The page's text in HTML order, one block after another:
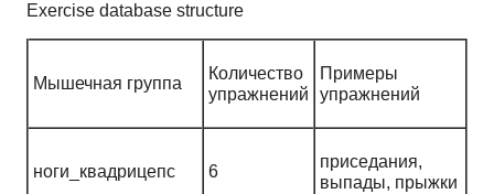
Exercise database structure
Мышечная группа
Количество
упражнений
Примеры
упражнений
ноги_квадрицепс 6
приседания,
выпады, прыжки